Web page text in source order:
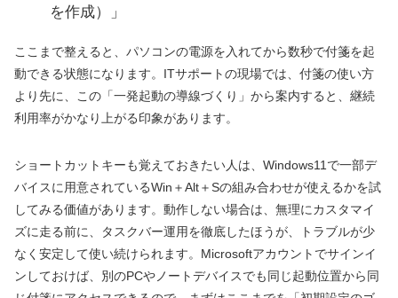
を作成）」
ここまで整えると、パソコンの電源を入れてから数秒で付箋を起
動できる状態になります。ITサポートの現場では、付箋の使い方
より先に、この「一発起動の導線づくり」から案内すると、継続
利用率がかなり上がる印象があります。
ショートカットキーも覚えておきたい人は、Windows11で一部デ
バイスに用意されているWin＋Alt＋Sの組み合わせが使えるかを試
してみる価値があります。動作しない場合は、無理にカスタマイ
ズに走る前に、タスクバー運用を徹底したほうが、トラブルが少
なく安定して使い続けられます。Microsoftアカウントでサインイ
ンしておけば、別のPCやノートデバイスでも同じ起動位置から同